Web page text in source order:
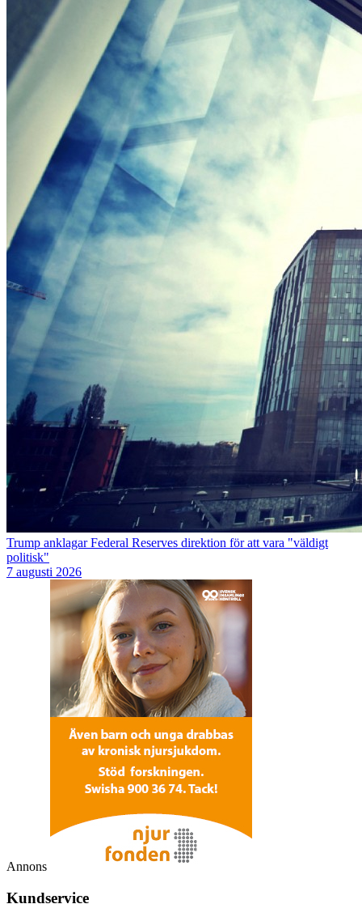
Trump anklagar Federal Reserves direktion för att vara "väldigt
politisk"
7 augusti 2026
Annons
Kundservice